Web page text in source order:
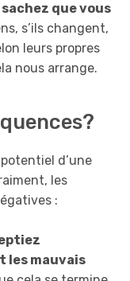
que vous
s’ils changent,
leurs propres
nous arrange.
d’une
les
:
les mauvais